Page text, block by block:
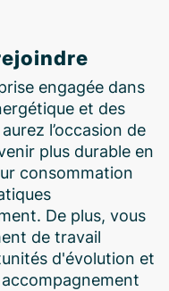
engagée dans
et des
l’occasion de
plus durable en
consommation
De plus, vous
de travail
d'évolution et